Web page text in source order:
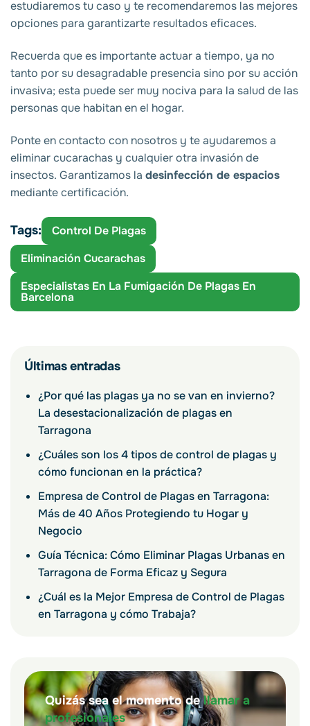
estudiaremos tu caso y te recomendaremos las mejores
opciones para garantizarte resultados eficaces.
Recuerda que es importante actuar a tiempo, ya no
tanto por su desagradable presencia sino por su acción
invasiva; esta puede ser muy nociva para la salud de las
personas que habitan en el hogar.
Ponte en contacto con nosotros y te ayudaremos a
eliminar cucarachas y cualquier otra invasión de
insectos. Garantizamos la desinfección de espacios
mediante certificación.
Tags:
Control De Plagas
Eliminación Cucarachas
Especialistas En La Fumigación De Plagas En
Barcelona
Últimas entradas
¿Por qué las plagas ya no se van en invierno?
La desestacionalización de plagas en
Tarragona
¿Cuáles son los 4 tipos de control de plagas y
cómo funcionan en la práctica?
Empresa de Control de Plagas en Tarragona:
Más de 40 Años Protegiendo tu Hogar y
Negocio
Guía Técnica: Cómo Eliminar Plagas Urbanas en
Tarragona de Forma Eficaz y Segura
¿Cuál es la Mejor Empresa de Control de Plagas
en Tarragona y cómo Trabaja?
Quizás sea el momento dellamar a
profesionales